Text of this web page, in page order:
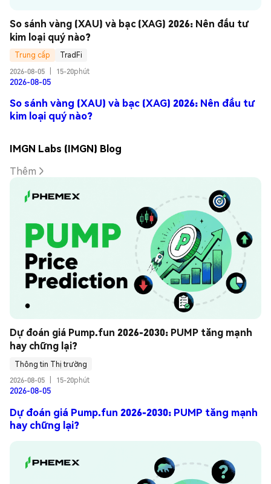
So sánh vàng (XAU) và bạc (XAG) 2026: Nên đầu tư
kim loại quý nào?
Trung cấp
TradFi
2026-08-05
15-20phút
2026-08-05
So sánh vàng (XAU) và bạc (XAG) 2026: Nên đầu tư
kim loại quý nào?
IMGN Labs (IMGN) Blog
Thêm
Dự đoán giá Pump.fun 2026-2030: PUMP tăng mạnh
hay chững lại?
Thông tin Thị trường
2026-08-05
15-20phút
2026-08-05
Dự đoán giá Pump.fun 2026-2030: PUMP tăng mạnh
hay chững lại?